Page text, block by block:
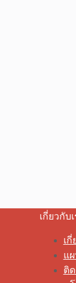
เกี่ยวกับ
เกี่
แ
ติ